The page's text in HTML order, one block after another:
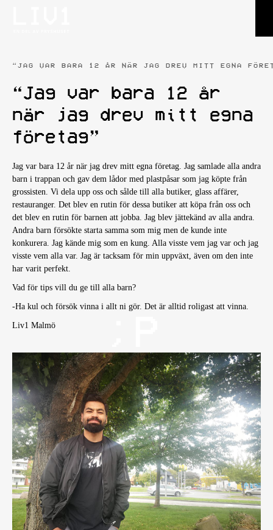
“JAG VAR BARA 12 ÅR NÄR JAG DREV MITT EGNA
“Jag var bara 12 år
när jag drev mitt egna
företag”
Jag var bara 12 år när jag drev mitt egna företag. Jag samlade alla andra
barn i trappan och gav dem lådor med plastpåsar som jag köpte från
grossisten. Vi dela upp oss och sålde till alla butiker, glass affärer,
restauranger. Det blev en rutin för dessa butiker att köpa från oss och
det blev en rutin för barnen att jobba. Jag blev jättekänd av alla andra.
Andra barn försökte starta samma som mig men de kunde inte
konkurera. Jag kände mig som en kung. Alla visste vem jag var och jag
visste vem alla var. Jag är tacksam för min uppväxt, även om den inte
har varit perfekt.
Vad för tips vill du ge till alla barn?
-Ha kul och försök vinna i allt ni gör. Det är alltid roligast att vinna.
Liv1 Malmö